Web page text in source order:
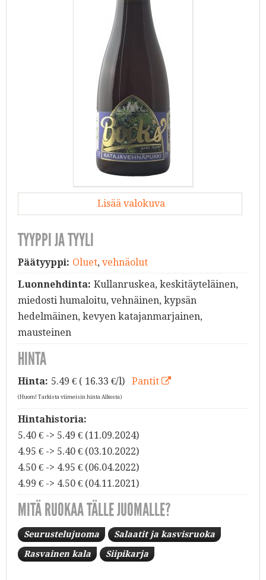
Lisää valokuva
TYYPPI JA TYYLI
Päätyyppi: Oluet, vehnäolut
Luonnehdinta: Kullanruskea, keskitäyteläinen,
miedosti humaloitu, vehnäinen, kypsän
hedelmäinen, kevyen katajanmarjainen,
mausteinen
HINTA
Hinta: 5.49 € ( 16.33 €/l) Pantit
(Huom! Tarkista viimeisin hinta Alkosta)
Hintahistoria:
5.40 € -> 5.49 € (11.09.2024)
4.95 € -> 5.40 € (03.10.2022)
4.50 € -> 4.95 € (06.04.2022)
4.99 € -> 4.50 € (04.11.2021)
MITÄ RUOKAA TÄLLE JUOMALLE?
Seurustelujuoma Salaatit ja kasvisruoka
Rasvainen kala Siipikarja